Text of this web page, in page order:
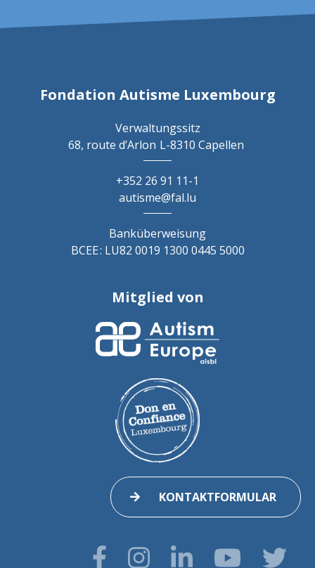
Fondation Autisme Luxembourg
Verwaltungssitz
68, route d’Arlon L-8310 Capellen
+352 26 91 11-1
autisme@fal.lu
Banküberweisung
BCEE : LU82 0019 1300 0445 5000
Mitglied von
KONTAKTFORMULAR